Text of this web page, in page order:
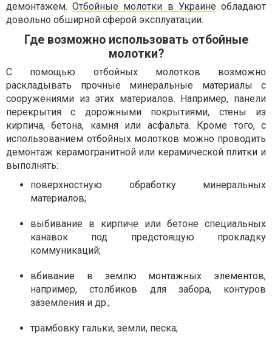
демонтажем.Отбойные молотки в Украине обладают
довольно обширной сферой эксплуатации.
Где возможно использовать отбойные
молотки?
С помощью отбойных молотков возможно
раскладывать прочные минеральные материалы с
сооружениями из этих материалов. Например, панели
перекрытия с дорожными покрытиями, стены из
кирпича, бетона, камня или асфальта. Кроме того, с
использованием отбойных молотков можно проводить
демонтаж керамогранитной или керамической плитки и
выполнять:
поверхностную обработку минеральных
материалов;
выбивание в кирпиче или бетоне специальных
канавок под предстоящую прокладку
коммуникаций;
вбивание в землю монтажных элементов,
например, столбиков для забора, контуров
заземления и др.;
трамбовку гальки, земли, песка;